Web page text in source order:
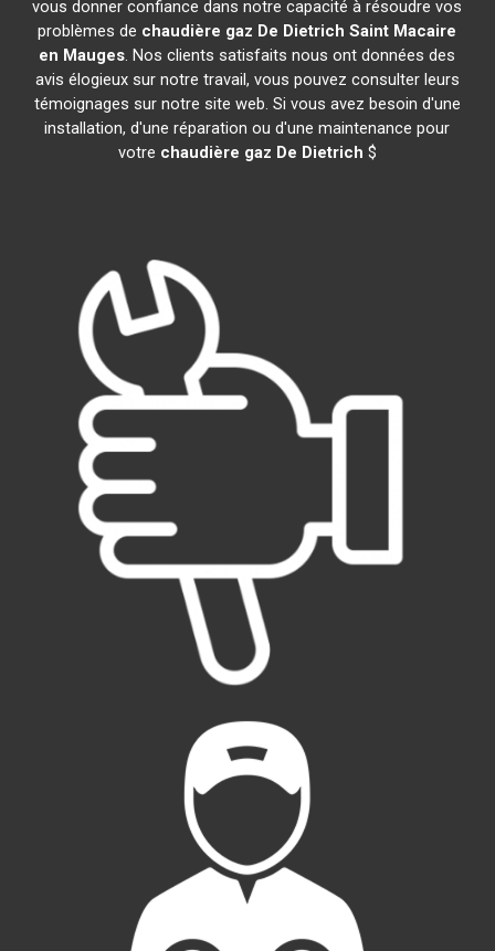
vous donner confiance dans notre capacité à résoudre vos
problèmes de chaudière gaz De Dietrich Saint Macaire
en Mauges. Nos clients satisfaits nous ont données des
avis élogieux sur notre travail, vous pouvez consulter leurs
témoignages sur notre site web. Si vous avez besoin d'une
installation, d'une réparation ou d'une maintenance pour
votre chaudière gaz De Dietrich $